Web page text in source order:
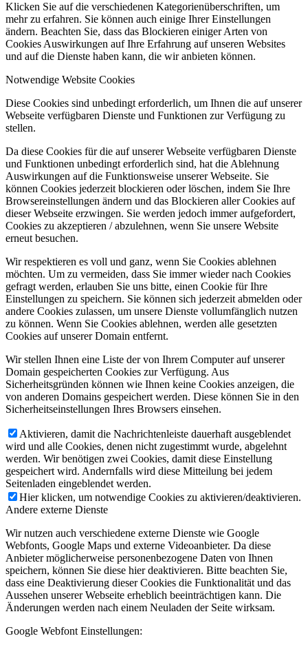
Klicken Sie auf die verschiedenen Kategorienüberschriften, um
mehr zu erfahren. Sie können auch einige Ihrer Einstellungen
ändern. Beachten Sie, dass das Blockieren einiger Arten von
Cookies Auswirkungen auf Ihre Erfahrung auf unseren Websites
und auf die Dienste haben kann, die wir anbieten können.
Notwendige Website Cookies
Diese Cookies sind unbedingt erforderlich, um Ihnen die auf unserer
Webseite verfügbaren Dienste und Funktionen zur Verfügung zu
stellen.
Da diese Cookies für die auf unserer Webseite verfügbaren Dienste
und Funktionen unbedingt erforderlich sind, hat die Ablehnung
Auswirkungen auf die Funktionsweise unserer Webseite. Sie
können Cookies jederzeit blockieren oder löschen, indem Sie Ihre
Browsereinstellungen ändern und das Blockieren aller Cookies auf
dieser Webseite erzwingen. Sie werden jedoch immer aufgefordert,
Cookies zu akzeptieren / abzulehnen, wenn Sie unsere Website
erneut besuchen.
Wir respektieren es voll und ganz, wenn Sie Cookies ablehnen
möchten. Um zu vermeiden, dass Sie immer wieder nach Cookies
gefragt werden, erlauben Sie uns bitte, einen Cookie für Ihre
Einstellungen zu speichern. Sie können sich jederzeit abmelden oder
andere Cookies zulassen, um unsere Dienste vollumfänglich nutzen
zu können. Wenn Sie Cookies ablehnen, werden alle gesetzten
Cookies auf unserer Domain entfernt.
Wir stellen Ihnen eine Liste der von Ihrem Computer auf unserer
Domain gespeicherten Cookies zur Verfügung. Aus
Sicherheitsgründen können wie Ihnen keine Cookies anzeigen, die
von anderen Domains gespeichert werden. Diese können Sie in den
Sicherheitseinstellungen Ihres Browsers einsehen.
Aktivieren, damit die Nachrichtenleiste dauerhaft ausgeblendet
wird und alle Cookies, denen nicht zugestimmt wurde, abgelehnt
werden. Wir benötigen zwei Cookies, damit diese Einstellung
gespeichert wird. Andernfalls wird diese Mitteilung bei jedem
Seitenladen eingeblendet werden.
Hier klicken, um notwendige Cookies zu aktivieren/deaktivieren.
Andere externe Dienste
Wir nutzen auch verschiedene externe Dienste wie Google
Webfonts, Google Maps und externe Videoanbieter. Da diese
Anbieter möglicherweise personenbezogene Daten von Ihnen
speichern, können Sie diese hier deaktivieren. Bitte beachten Sie,
dass eine Deaktivierung dieser Cookies die Funktionalität und das
Aussehen unserer Webseite erheblich beeinträchtigen kann. Die
Änderungen werden nach einem Neuladen der Seite wirksam.
Google Webfont Einstellungen: